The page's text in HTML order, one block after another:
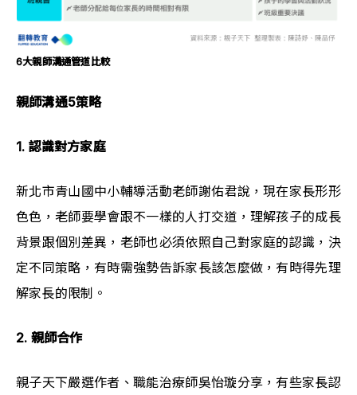
6大親師溝通管道比較
親師溝通5策略
1. 認識對方家庭
新北市青山國中小輔導活動老師謝佑君說，現在家長形形
色色，老師要學會跟不一樣的人打交道，理解孩子的成長
背景跟個別差異，老師也必須依照自己對家庭的認識，決
定不同策略，有時需強勢告訴家長該怎麼做，有時得先理
解家長的限制。
2. 親師合作
親子天下嚴選作者、職能治療師吳怡璇分享，有些家長認